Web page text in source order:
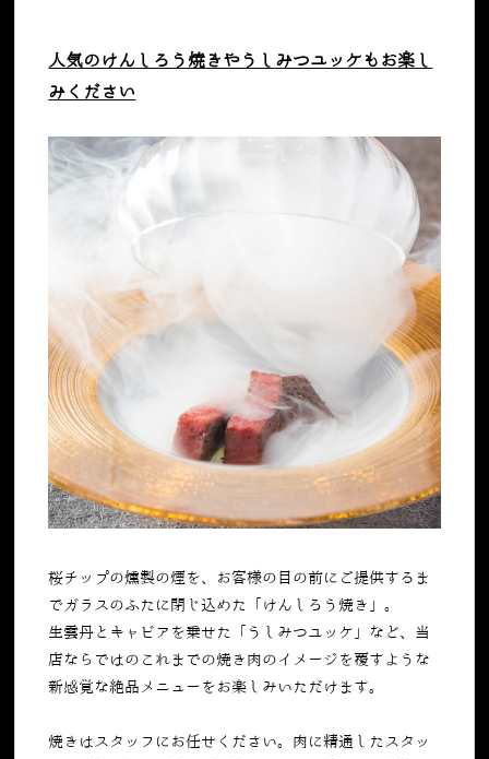
人気のけんしろう焼きやうしみつユッケもお楽し
みください
桜チップの燻製の煙を、お客様の目の前にご提供するま
でガラスのふたに閉じ込めた「けんしろう焼き」。
生雲丹とキャビアを乗せた「うしみつユッケ」など、当
店ならではのこれまでの焼き肉のイメージを覆すような
新感覚な絶品メニューをお楽しみいただけます。
焼きはスタッフにお任せください。肉に精通したスタッ